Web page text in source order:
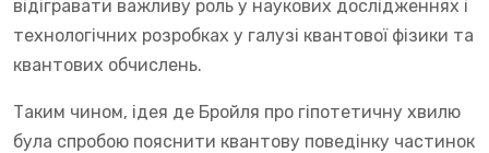
відігравати важливу роль у наукових дослідженнях і
технологічних розробках у галузі квантової фізики та
квантових обчислень.
Таким чином, ідея де Бройля про гіпотетичну хвилю
була спробою пояснити квантову поведінку частинок